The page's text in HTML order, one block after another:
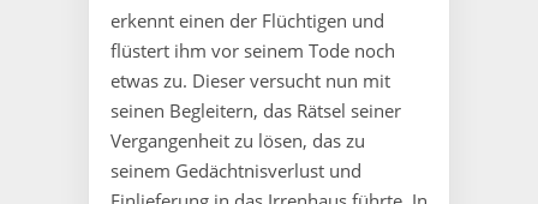
erkennt einen der Flüchtigen und
flüstert ihm vor seinem Tode noch
etwas zu. Dieser versucht nun mit
seinen Begleitern, das Rätsel seiner
Vergangenheit zu lösen, das zu
seinem Gedächtnisverlust und